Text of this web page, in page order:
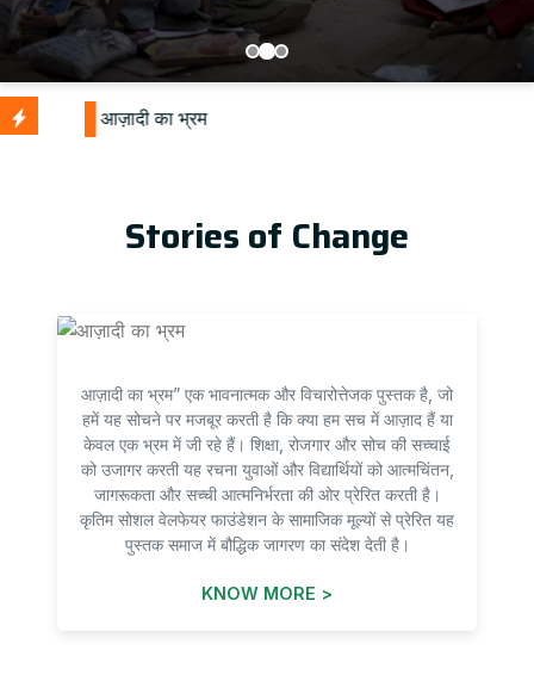
Stories of Change
आज़ादी का भ्रम” एक भावनात्मक और विचारोत्तेजक पुस्तक है, जो
हमें यह सोचने पर मजबूर करती है कि क्या हम सच में आज़ाद हैं या
केवल एक भ्रम में जी रहे हैं। शिक्षा, रोजगार और सोच की सच्चाई
को उजागर करती यह रचना युवाओं और विद्यार्थियों को आत्मचिंतन,
जागरूकता और सच्ची आत्मनिर्भरता की ओर प्रेरित करती है।
कृतिम सोशल वेलफेयर फाउंडेशन के सामाजिक मूल्यों से प्रेरित यह
पुस्तक समाज में बौद्धिक जागरण का संदेश देती है।
KNOW MORE >